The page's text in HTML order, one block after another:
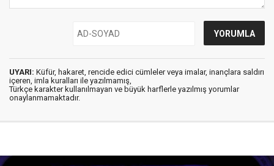
UYARI: Küfür, hakaret, rencide edici cümleler veya imalar, inançlara saldırı
içeren, imla kuralları ile yazılmamış,
Türkçe karakter kullanılmayan ve büyük harflerle yazılmış yorumlar
onaylanmamaktadır.